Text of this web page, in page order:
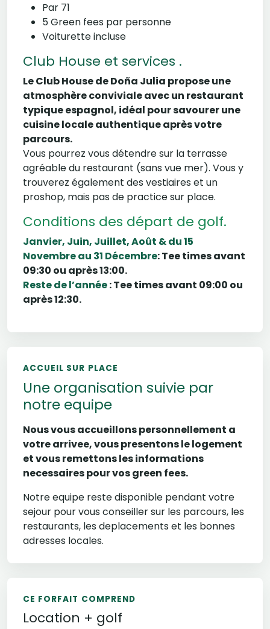
Par 71
5 Green fees par personne
Voiturette incluse
Club House et services .
Le Club House de Doña Julia propose une
atmosphère conviviale avec un restaurant
typique espagnol, idéal pour savourer une
cuisine locale authentique après votre
parcours.
Vous pourrez vous détendre sur la terrasse
agréable du restaurant (sans vue mer). Vous y
trouverez également des vestiaires et un
proshop, mais pas de practice sur place.
Conditions des départ de golf.
Janvier, Juin, Juillet, Août & du 15
Novembre au 31 Décembre: Tee times avant
09:30 ou après 13:00.
Reste de l’année: Tee times avant 09:00 ou
après 12:30.
ACCUEIL SUR PLACE
Une organisation suivie par
notre equipe
Nous vous accueillons personnellement a
votre arrivee, vous presentons le logement
et vous remettons les informations
necessaires pour vos green fees.
Notre equipe reste disponible pendant votre
sejour pour vous conseiller sur les parcours, les
restaurants, les deplacements et les bonnes
adresses locales.
CE FORFAIT COMPREND
Location + golf